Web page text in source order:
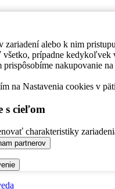
alebo k nim
prípadne kedykoľvek
nakupovanie na
na Nastavenia cookies v
s cieľom
charakteristiky
partnerov